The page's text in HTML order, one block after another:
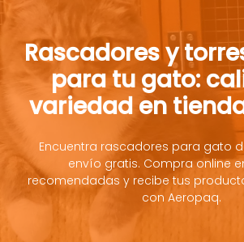
Rascadores y
para tu gato:
variedad en
Encuentra rascadores para gato
envío gratis. Compra online
recomendadas y recibe tus
con Aeropaq.